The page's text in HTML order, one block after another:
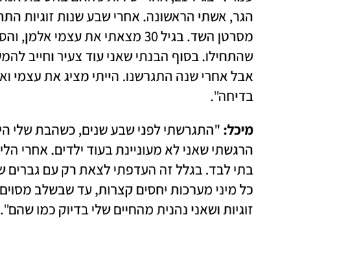
בדיחה".
מיכל:
זוגיות ושאני נהנית מהחיים שלי בדיוק כמו שהם".